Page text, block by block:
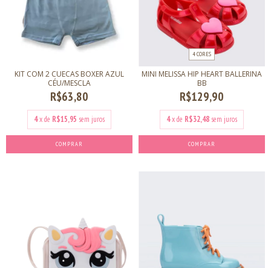
KIT COM 2 CUECAS BOXER AZUL
CÉU/MESCLA
R$63,80
4x de R$15,95 sem juros
COMPRAR
4 CORES
MINI MELISSA HIP HEART BALLERINA
BB
R$129,90
4x de R$32,48 sem juros
COMPRAR